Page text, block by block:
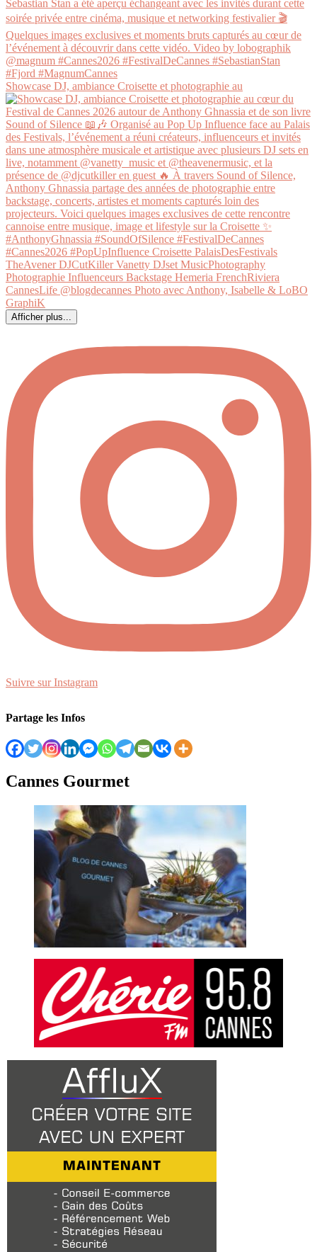
Showcase DJ, ambiance Croisette et photographie au
Afficher plus...
Suivre sur Instagram
Partage les Infos
Cannes Gourmet